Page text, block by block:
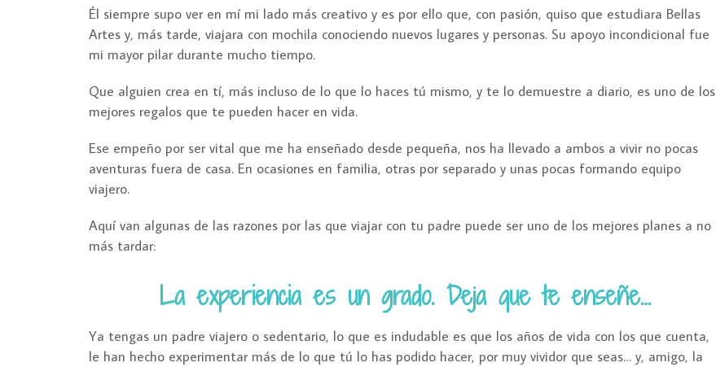
Él siempre supo ver en mí mi lado más creativo y es por ello que, con pasión, quiso que estudiara Bellas
Artes y, más tarde, viajara con mochila conociendo nuevos lugares y personas. Su apoyo incondicional fue
mi mayor pilar durante mucho tiempo.
Que alguien crea en tí, más incluso de lo que lo haces tú mismo, y te lo demuestre a diario, es uno de los
mejores regalos que te pueden hacer en vida.
Ese empeño por ser vital que me ha enseñado desde pequeña, nos ha llevado a ambos a vivir no pocas
aventuras fuera de casa. En ocasiones en familia, otras por separado y unas pocas formando equipo
viajero.
Aquí van algunas de las razones por las que viajar con tu padre puede ser uno de los mejores planes a no
más tardar:
La experiencia es un grado. Deja que te enseñe…
Ya tengas un padre viajero o sedentario, lo que es indudable es que los años de vida con los que cuenta,
le han hecho experimentar más de lo que tú lo has podido hacer, por muy vividor que seas… y, amigo, la